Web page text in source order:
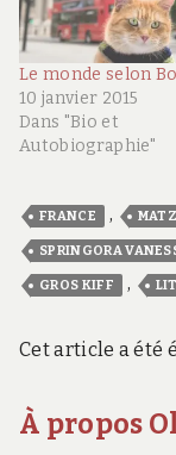
Le monde selon
10 janvier 2015
Dans "Bio et
Autobiographie"
FRANCE ,
SPRINGORA
GROS KIFF ,
Cet article a été
À propos